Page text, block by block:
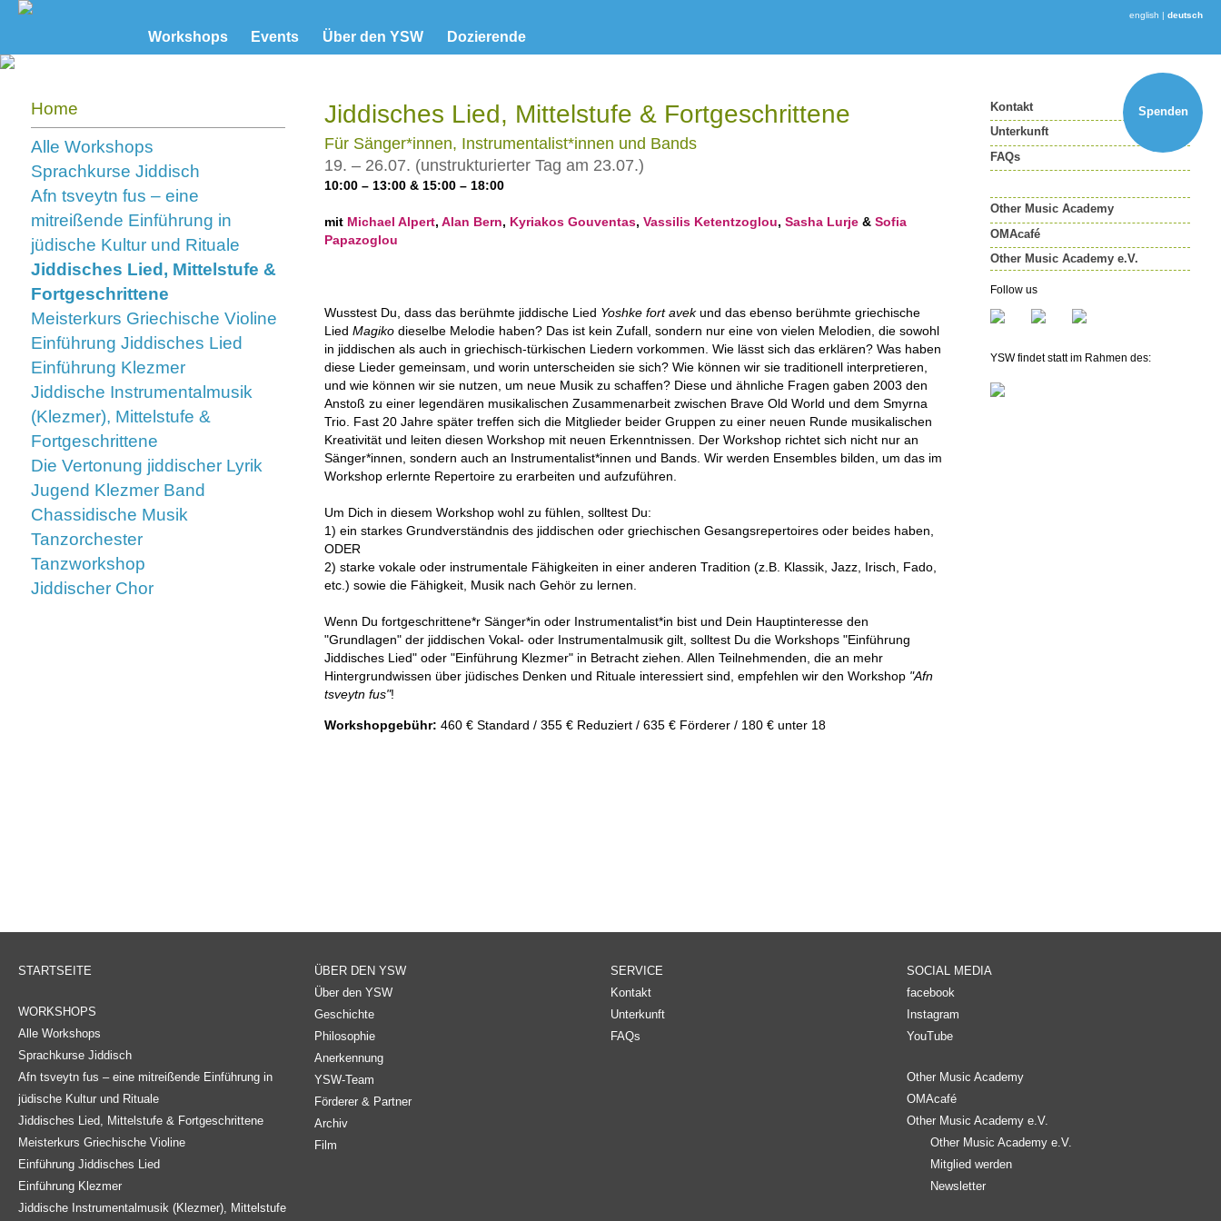
english | deutsch
Workshops Events Über den YSW Dozierende
Spenden
Home
Alle Workshops
Sprachkurse Jiddisch
Afn tsveytn fus – eine
mitreißende Einführung in
jüdische Kultur und Rituale
Jiddisches Lied, Mittelstufe &
Fortgeschrittene
Meisterkurs Griechische Violine
Einführung Jiddisches Lied
Einführung Klezmer
Jiddische Instrumentalmusik
(Klezmer), Mittelstufe &
Fortgeschrittene
Die Vertonung jiddischer Lyrik
Jugend Klezmer Band
Chassidische Musik
Tanzorchester
Tanzworkshop
Jiddischer Chor
Jiddisches Lied, Mittelstufe & Fortgeschrittene
Für Sänger*innen, Instrumentalist*innen und Bands
19. – 26.07. (unstrukturierter Tag am 23.07.)
10:00 – 13:00 & 15:00 – 18:00
mit Michael Alpert, Alan Bern, Kyriakos Gouventas, Vassilis Ketentzoglou, Sasha Lurje& Sofia
Papazoglou
Wusstest Du, dass das berühmte jiddische Lied Yoshke fort avekund das ebenso berühmte griechische
Lied Magikodieselbe Melodie haben? Das ist kein Zufall, sondern nur eine von vielen Melodien, die sowohl
in jiddischen als auch in griechisch-türkischen Liedern vorkommen. Wie lässt sich das erklären? Was haben
diese Lieder gemeinsam, und worin unterscheiden sie sich? Wie können wir sie traditionell interpretieren,
und wie können wir sie nutzen, um neue Musik zu schaffen? Diese und ähnliche Fragen gaben 2003 den
Anstoß zu einer legendären musikalischen Zusammenarbeit zwischen Brave Old World und dem Smyrna
Trio. Fast 20 Jahre später treffen sich die Mitglieder beider Gruppen zu einer neuen Runde musikalischen
Kreativität und leiten diesen Workshop mit neuen Erkenntnissen. Der Workshop richtet sich nicht nur an
Sänger*innen, sondern auch an Instrumentalist*innen und Bands. Wir werden Ensembles bilden, um das im
Workshop erlernte Repertoire zu erarbeiten und aufzuführen.
Um Dich in diesem Workshop wohl zu fühlen, solltest Du:
1) ein starkes Grundverständnis des jiddischen oder griechischen Gesangsrepertoires oder beides haben,
ODER
2) starke vokale oder instrumentale Fähigkeiten in einer anderen Tradition (z.B. Klassik, Jazz, Irisch, Fado,
etc.) sowie die Fähigkeit, Musik nach Gehör zu lernen.
Wenn Du fortgeschrittene*r Sänger*in oder Instrumentalist*in bist und Dein Hauptinteresse den
"Grundlagen" der jiddischen Vokal- oder Instrumentalmusik gilt, solltest Du die Workshops "Einführung
Jiddisches Lied" oder "Einführung Klezmer" in Betracht ziehen. Allen Teilnehmenden, die an mehr
Hintergrundwissen über jüdisches Denken und Rituale interessiert sind, empfehlen wir den Workshop "Afn
tsveytn fus"!
Workshopgebühr: 460 € Standard / 355 € Reduziert / 635 € Förderer / 180 € unter 18
Kontakt
Unterkunft
FAQs
Other Music Academy
OMAcafé
Other Music Academy e.V.
Newsletter
Follow us
YSW findet statt im Rahmen des:
STARTSEITE
WORKSHOPS
Alle Workshops
Sprachkurse Jiddisch
Afn tsveytn fus – eine mitreißende Einführung in
jüdische Kultur und Rituale
Jiddisches Lied, Mittelstufe & Fortgeschrittene
Meisterkurs Griechische Violine
Einführung Jiddisches Lied
Einführung Klezmer
Jiddische Instrumentalmusik (Klezmer), Mittelstufe
ÜBER DEN YSW
Über den YSW
Geschichte
Philosophie
Anerkennung
YSW-Team
Förderer & Partner
Archiv
Film
SERVICE
Kontakt
Unterkunft
FAQs
SOCIAL MEDIA
facebook
Instagram
YouTube
Other Music Academy
OMAcafé
Other Music Academy e.V.
Other Music Academy e.V.
Mitglied werden
Newsletter